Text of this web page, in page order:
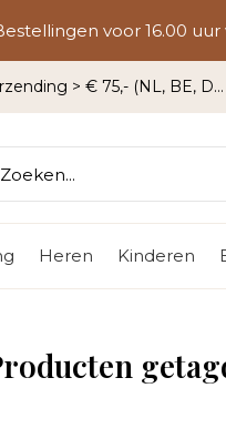
Heren Kinderen
> € 75,- (NL, BE, DU)
voor 16.00